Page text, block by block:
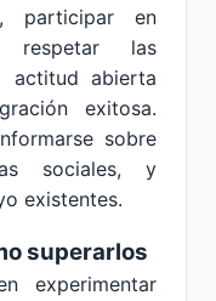
participar en
respetar las
actitud abierta
exitosa.
sobre
sociales, y
existentes.
superarlos
experimentar